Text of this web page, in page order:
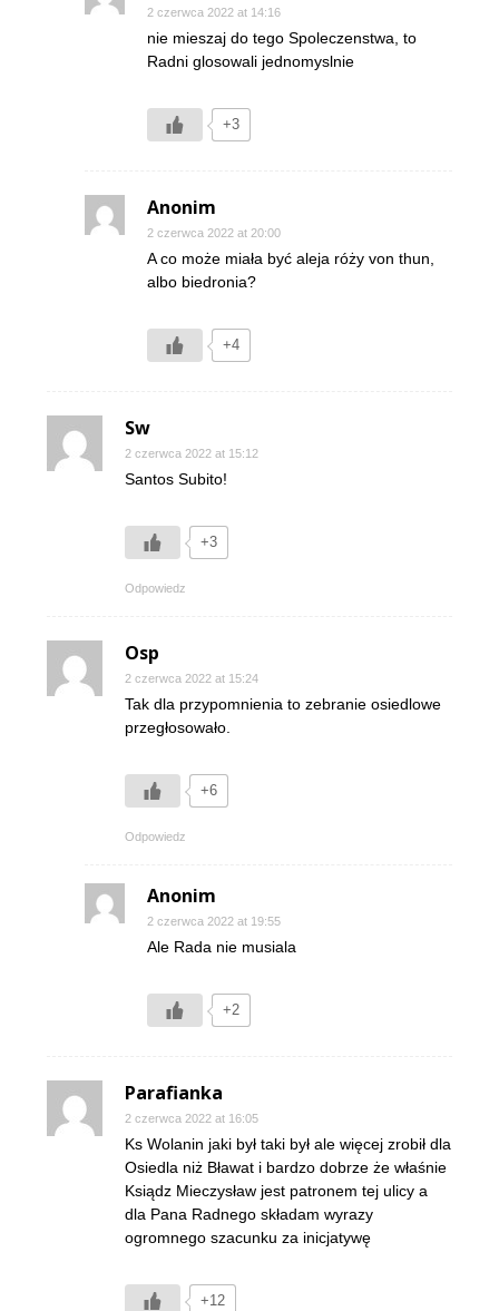
2 czerwca 2022 at 14:16
nie mieszaj do tego Spoleczenstwa, to
Radni glosowali jednomyslnie
+3
Anonim
2 czerwca 2022 at 20:00
A co może miała być aleja róży von thun,
albo biedronia?
+4
Sw
2 czerwca 2022 at 15:12
Santos Subito!
+3
Odpowiedz
Osp
2 czerwca 2022 at 15:24
Tak dla przypomnienia to zebranie osiedlowe
przegłosowało.
+6
Odpowiedz
Anonim
2 czerwca 2022 at 19:55
Ale Rada nie musiala
+2
Parafianka
2 czerwca 2022 at 16:05
Ks Wolanin jaki był taki był ale więcej zrobił dla
Osiedla niż Bławat i bardzo dobrze że właśnie
Ksiądz Mieczysław jest patronem tej ulicy a
dla Pana Radnego składam wyrazy
ogromnego szacunku za inicjatywę
+12